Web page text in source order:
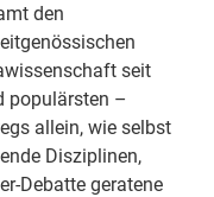
den
seit
populärsten –
allein, wie selbst
Disziplinen,
Debatte geratene